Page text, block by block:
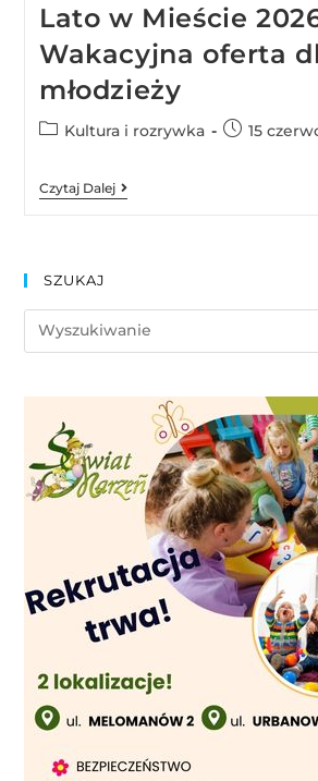
Lato w Mieście
Wakacyjna oferta
młodzieży
Kultura i rozrywka 15
Czytaj Dalej
SZUKAJ